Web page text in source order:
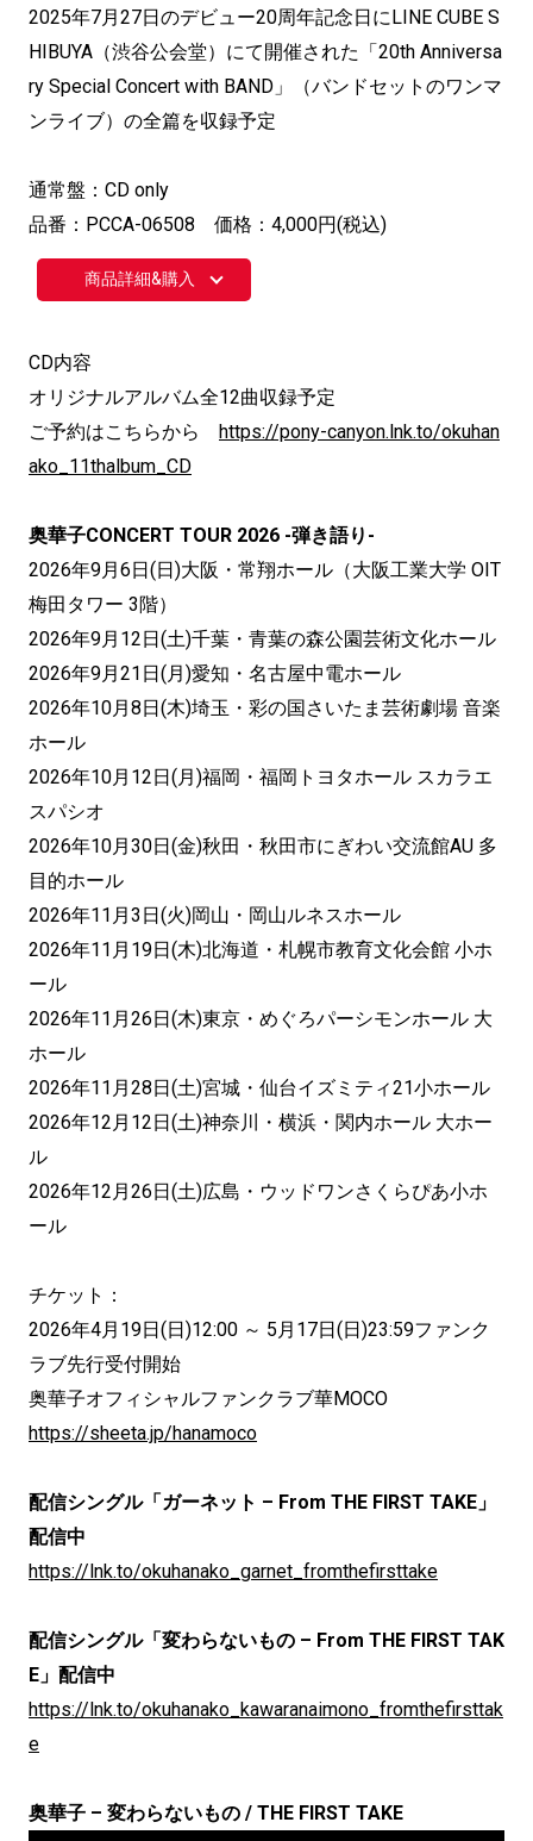
2025年7月27日のデビュー20周年記念日にLINE CUBE S
HIBUYA（渋谷公会堂）にて開催された「20th Anniversa
ry Special Concert with BAND」（バンドセットのワンマ
ンライブ）の全篇を収録予定
通常盤：CD only
品番：PCCA-06508 価格：4,000円(税込)
商品詳細&購入
CD内容
オリジナルアルバム全12曲収録予定
ご予約はこちらから https://pony-canyon.lnk.to/okuhan
ako_11thalbum_CD
奥華子CONCERT TOUR 2026 -弾き語り-
2026年9月6日(日)大阪・常翔ホール（大阪工業大学 OIT
梅田タワー 3階）
2026年9月12日(土)千葉・青葉の森公園芸術文化ホール
2026年9月21日(月)愛知・名古屋中電ホール
2026年10月8日(木)埼玉・彩の国さいたま芸術劇場 音楽
ホール
2026年10月12日(月)福岡・福岡トヨタホール スカラエ
スパシオ
2026年10月30日(金)秋田・秋⽥市にぎわい交流館AU 多
⽬的ホール
2026年11月3日(火)岡山・岡山ルネスホール
2026年11月19日(木)北海道・札幌市教育文化会館 小ホ
ール
2026年11月26日(木)東京・めぐろパーシモンホール 大
ホール
2026年11月28日(土)宮城・仙台イズミティ21小ホール
2026年12月12日(土)神奈川・横浜・関内ホール 大ホー
ル
2026年12月26日(土)広島・ウッドワンさくらぴあ小ホ
ール
チケット：
2026年4月19日(日)12:00 ～ 5月17日(日)23:59ファンク
ラブ先行受付開始
奥華子オフィシャルファンクラブ華MOCO
https://sheeta.jp/hanamoco
配信シングル「ガーネット – From THE FIRST TAKE」
配信中
https://lnk.to/okuhanako_garnet_fromthefirsttake
配信シングル「変わらないもの – From THE FIRST TAK
E」配信中
https://lnk.to/okuhanako_kawaranaimono_fromthefirsttak
e
奥華子 – 変わらないもの / THE FIRST TAKE